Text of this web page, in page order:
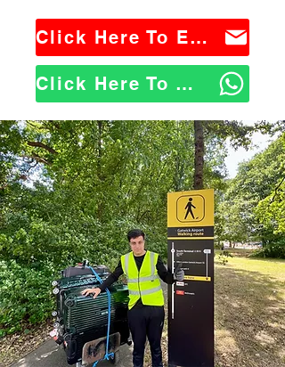
Click Here To Email Us
Click Here To WhatsApp Us